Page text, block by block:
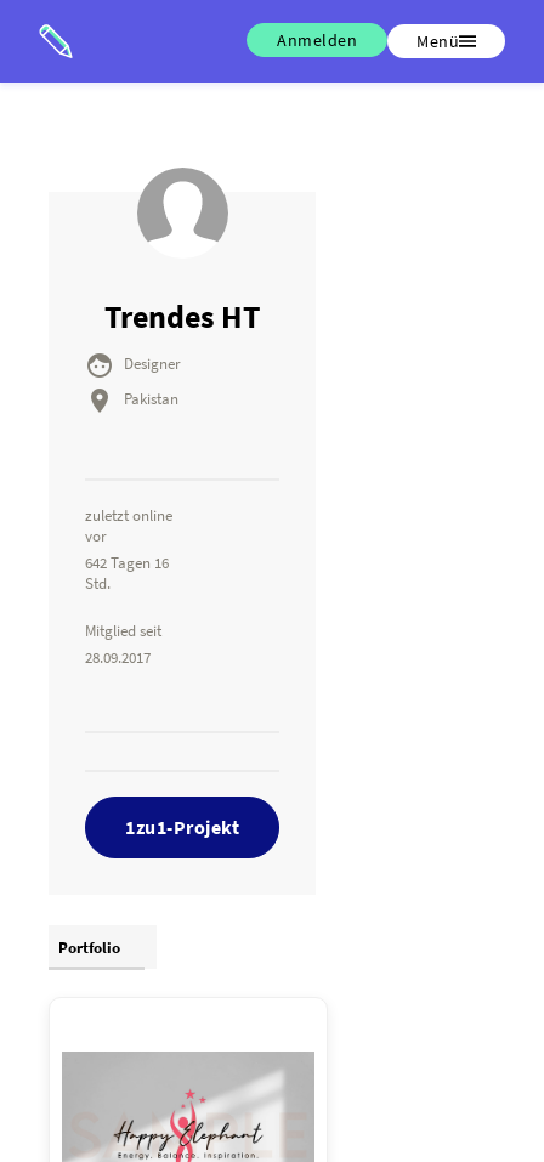
Anmelden Menü
Trendes HT
 Designer
 Pakistan
zuletzt online
vor
642 Tagen 16
Std.
Mitglied seit
28.09.2017
1zu1-Projekt
Portfolio